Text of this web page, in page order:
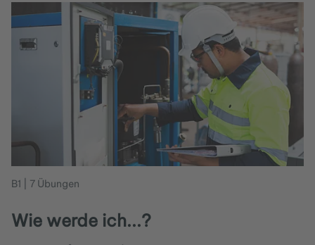
B1 | 7 Übungen
Wie werde ich...?